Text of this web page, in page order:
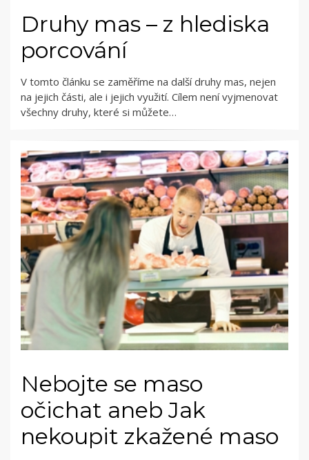
Druhy mas – z hlediska
porcování
V tomto článku se zaměříme na další druhy mas, nejen
na jejich části, ale i jejich využití. Cílem není vyjmenovat
všechny druhy, které si můžete…
Nebojte se maso
očichat aneb Jak
nekoupit zkažené maso